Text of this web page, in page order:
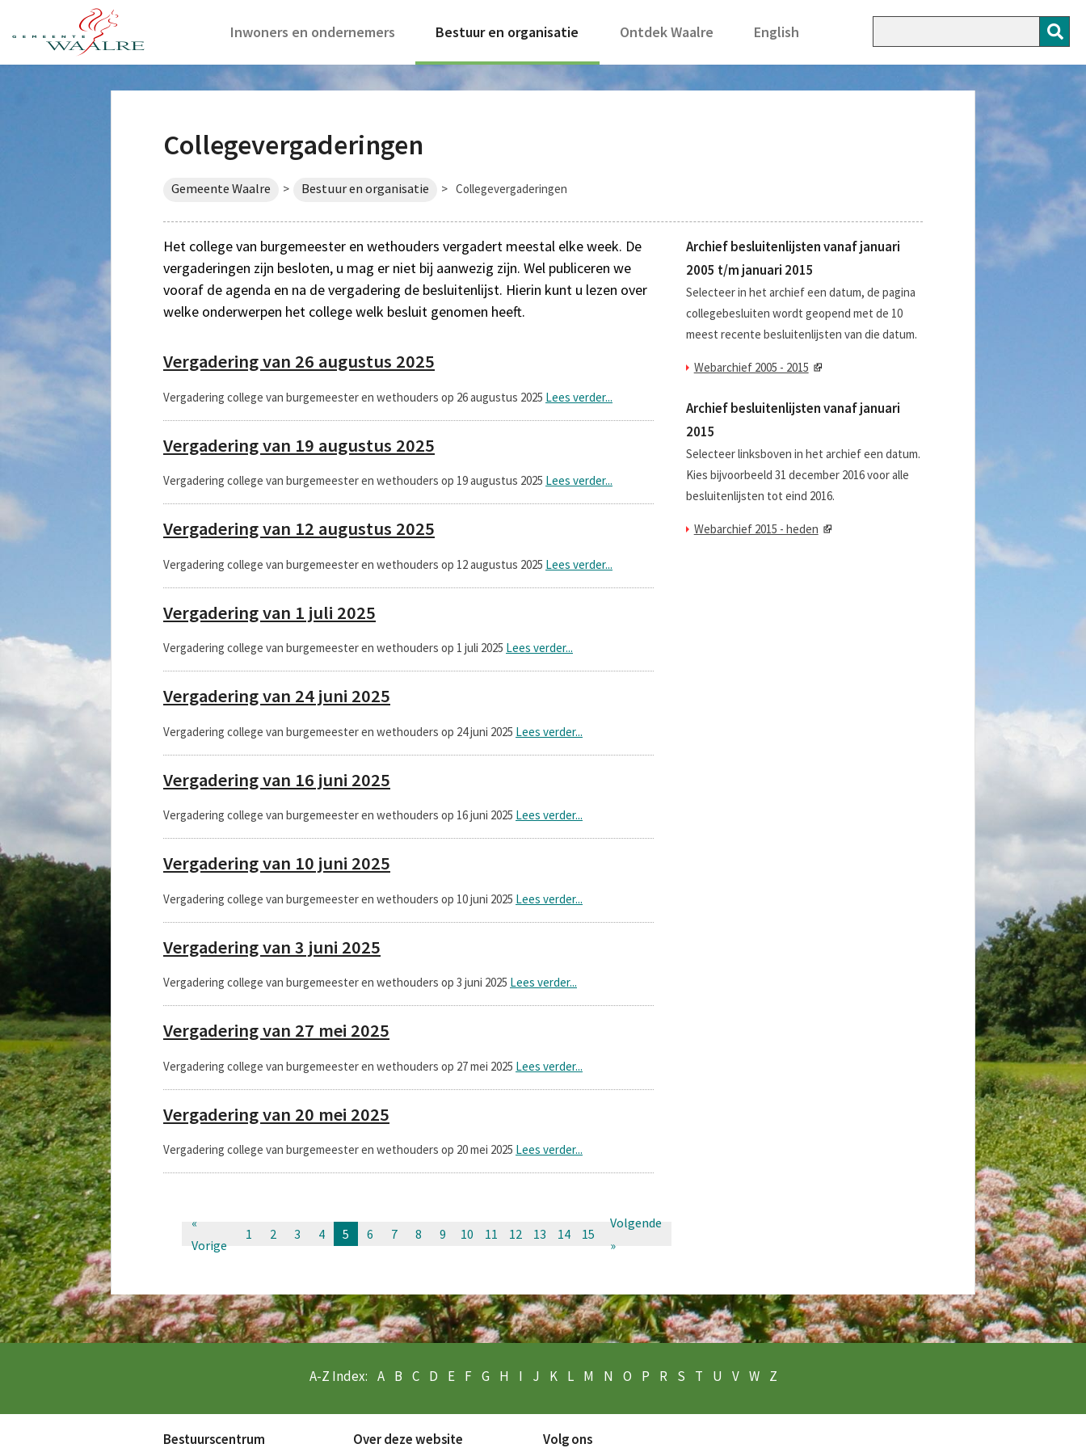
Inwoners en ondernemers Bestuur en organisatie Ontdek Waalre English
Collegevergaderingen
Gemeente Waalre > Bestuur en organisatie > Collegevergaderingen
Het college van burgemeester en wethouders vergadert meestal elke week. De
vergaderingen zijn besloten, u mag er niet bij aanwezig zijn. Wel publiceren we
vooraf de agenda en na de vergadering de besluitenlijst. Hierin kunt u lezen over
welke onderwerpen het college welk besluit genomen heeft.
Vergadering van 26 augustus 2025
Vergadering college van burgemeester en wethouders op 26 augustus 2025 Lees verder...
Vergadering van 19 augustus 2025
Vergadering college van burgemeester en wethouders op 19 augustus 2025 Lees verder...
Vergadering van 12 augustus 2025
Vergadering college van burgemeester en wethouders op 12 augustus 2025 Lees verder...
Vergadering van 1 juli 2025
Vergadering college van burgemeester en wethouders op 1 juli 2025 Lees verder...
Vergadering van 24 juni 2025
Vergadering college van burgemeester en wethouders op 24 juni 2025 Lees verder...
Vergadering van 16 juni 2025
Vergadering college van burgemeester en wethouders op 16 juni 2025 Lees verder...
Vergadering van 10 juni 2025
Vergadering college van burgemeester en wethouders op 10 juni 2025 Lees verder...
Vergadering van 3 juni 2025
Vergadering college van burgemeester en wethouders op 3 juni 2025 Lees verder...
Vergadering van 27 mei 2025
Vergadering college van burgemeester en wethouders op 27 mei 2025 Lees verder...
Vergadering van 20 mei 2025
Vergadering college van burgemeester en wethouders op 20 mei 2025 Lees verder...
«
Vorige
1 2 3 4 5 6 7 8 9 10 11 12 13 14 15
Volgende
»
Archief besluitenlijsten vanaf januari
2005 t/m januari 2015
Selecteer in het archief een datum, de pagina
collegebesluiten wordt geopend met de 10
meest recente besluitenlijsten van die datum.
Webarchief 2005 - 2015
Archief besluitenlijsten vanaf januari
2015
Selecteer linksboven in het archief een datum.
Kies bijvoorbeeld 31 december 2016 voor alle
besluitenlijsten tot eind 2016.
Webarchief 2015 - heden
A-Z Index: A B C D E F G H I J K L M N O P R S T U V W Z
Bestuurscentrum Over deze website Volg ons